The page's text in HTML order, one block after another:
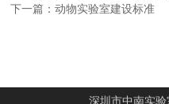
下一篇：动物实验室建设标准
深圳市中南实验